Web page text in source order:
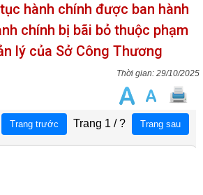
hành chính được ban hành
chính bị bãi bỏ thuộc phạm
lý của Sở Công Thương
29/10/2025